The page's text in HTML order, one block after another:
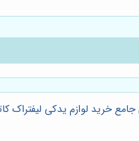
جامع خرید لوازم یدکی لیفتراک